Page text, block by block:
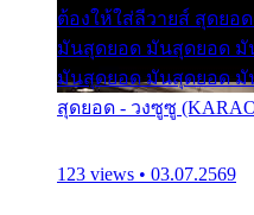
ต้องให้ใส่ลีวายส์ สุดย
มันสุดยอด มันสุดยอด
มันสุดยอด มันสุดยอด
สุดยอด - วงซูซู
123 views • 03.07.2569